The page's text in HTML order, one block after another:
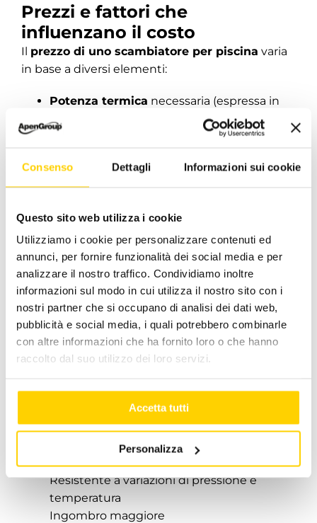
Consenso Dettagli Informazioni sui cookie
Questo sito web utilizza i cookie
Utilizziamo i cookie per personalizzare contenuti ed
annunci, per fornire funzionalità dei social media e per
analizzare il nostro traffico. Condividiamo inoltre
informazioni sul modo in cui utilizza il nostro sito con i
nostri partner che si occupano di analisi dei dati web,
pubblicità e social media, i quali potrebbero combinarle
con altre informazioni che ha fornito loro o che hanno
raccolto dal suo utilizzo dei loro servizi.
Accetta tutti
Personalizza
Prezzi e fattori che
influenzano il costo
Il prezzo di uno scambiatore per piscina varia
in base a diversi elementi:
Potenza termica necessaria (espressa in
kW)
tubiero, saldobrasato
Tipo di installazione
Scambiatore a piastre o a fascio
tubiero?
Vediamo ora i pro e i contro di ogni tipologia di
scambiatore
A piastre
Compatto, efficiente, perfetto per piscine
private o di medie dimensioni
Meno adatto ad acque molto aggressive
senza protezioni
A fascio tubiero
Robusto e duraturo, ideale per
impianti pubblici
Resistente a variazioni di pressione e
temperatura
Ingombro maggiore